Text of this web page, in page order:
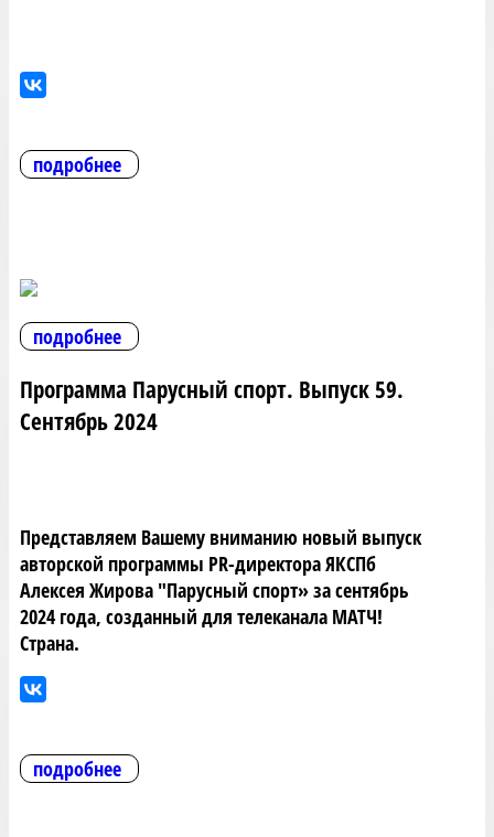
подробнее
подробнее
Программа Парусный спорт. Выпуск 59.
Сентябрь 2024
Представляем Вашему вниманию новый выпуск
авторской программы PR-директора ЯКСПб
Алексея Жирова "Парусный спорт» за сентябрь
2024 года, созданный для телеканала МАТЧ!
Страна.
подробнее